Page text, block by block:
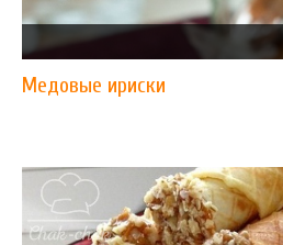
Медовые ириски